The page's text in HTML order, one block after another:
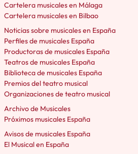
Cartelera musicales en Málaga
Cartelera musicales en Bilbao
Noticias sobre musicales en España
Perfiles de musicales España
Productoras de musicales España
Teatros de musicales España
Biblioteca de musicales España
Premios del teatro musical
Organizaciones de teatro musical
Archivo de Musicales
Próximos musicales España
Avisos de musicales España
El Musical en España